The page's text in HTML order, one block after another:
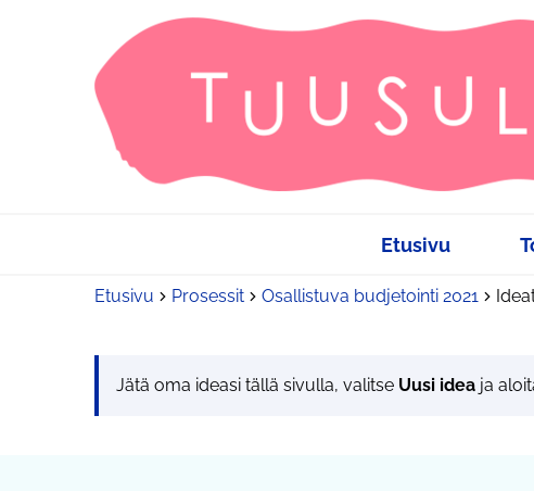
Etusivu
Etusivu Prosessit Osallistuva budjetointi 2021
Jätä oma ideasi tällä sivulla, valitse Uusi idea ja